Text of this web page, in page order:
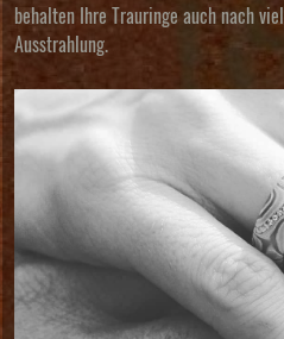
behalten Ihre Trauringe auch nach
Ausstrahlung.